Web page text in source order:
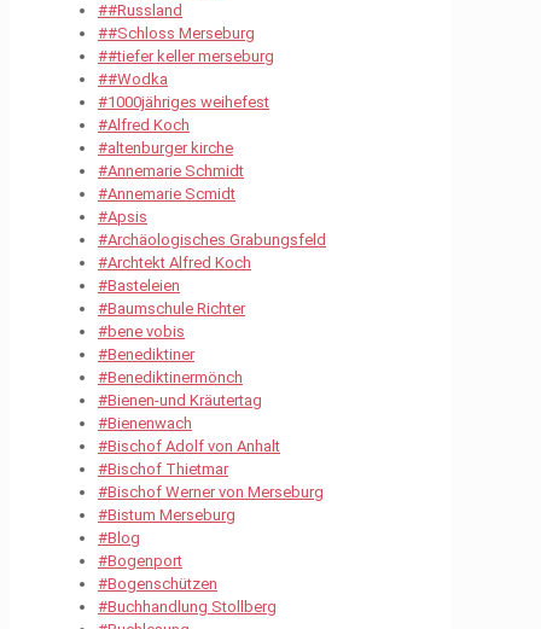
##Russland
##Schloss Merseburg
##tiefer keller merseburg
##Wodka
#1000jähriges weihefest
#Alfred Koch
#altenburger kirche
#Annemarie Schmidt
#Annemarie Scmidt
#Apsis
#Archäologisches Grabungsfeld
#Archtekt Alfred Koch
#Basteleien
#Baumschule Richter
#bene vobis
#Benediktiner
#Benediktinermönch
#Bienen-und Kräutertag
#Bienenwach
#Bischof Adolf von Anhalt
#Bischof Thietmar
#Bischof Werner von Merseburg
#Bistum Merseburg
#Blog
#Bogenport
#Bogenschützen
#Buchhandlung Stollberg